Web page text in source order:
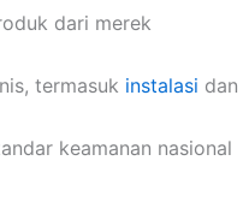
dari merek
termasuk instalasi dan
keamanan nasional